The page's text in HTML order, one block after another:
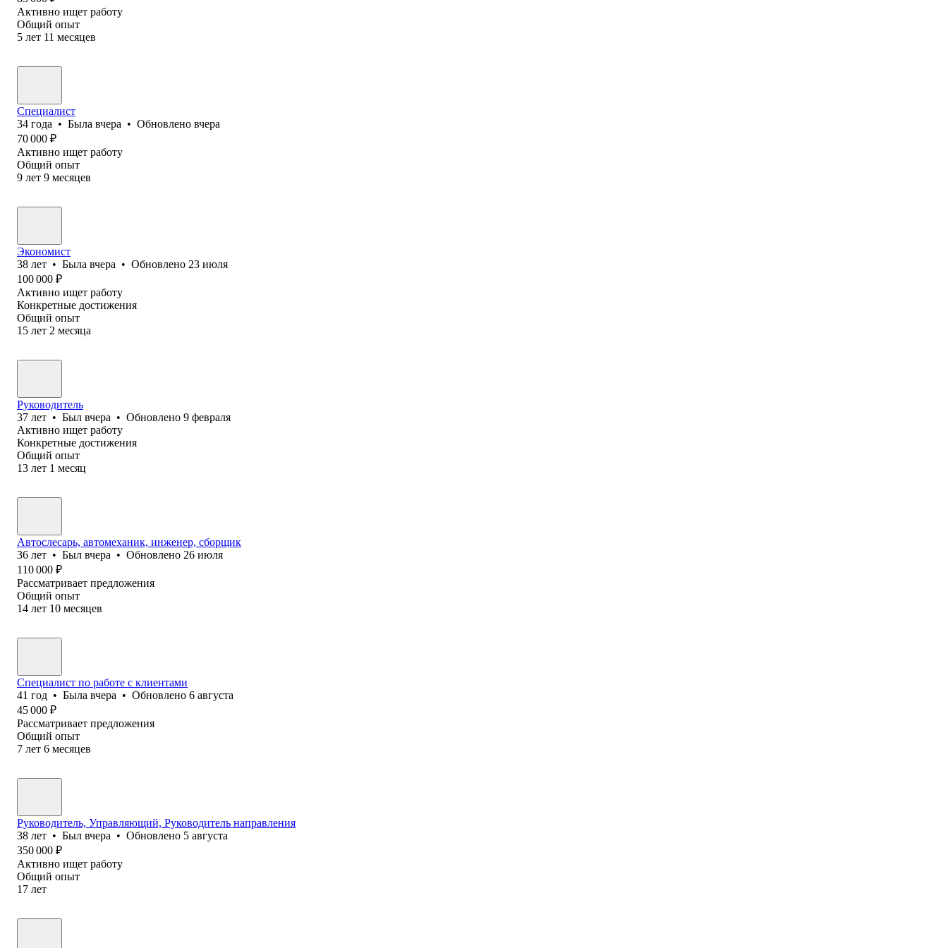
Активно ищет работу
Общий опыт
5 лет 11 месяцев
Специалист
34 года • Была вчера • Обновлено вчера
70 000 ₽
Активно ищет работу
Общий опыт
9 лет 9 месяцев
Экономист
38 лет • Была вчера • Обновлено 23 июля
100 000 ₽
Активно ищет работу
Конкретные достижения
Общий опыт
15 лет 2 месяца
Руководитель
37 лет • Был вчера • Обновлено 9 февраля
Активно ищет работу
Конкретные достижения
Общий опыт
13 лет 1 месяц
Автослесарь, автомеханик, инженер, сборщик
36 лет • Был вчера • Обновлено 26 июля
110 000 ₽
Рассматривает предложения
Общий опыт
14 лет 10 месяцев
Специалист по работе с клиентами
41 год • Была вчера • Обновлено 6 августа
45 000 ₽
Рассматривает предложения
Общий опыт
7 лет 6 месяцев
Руководитель, Управляющий, Руководитель направления
38 лет • Был вчера • Обновлено 5 августа
350 000 ₽
Активно ищет работу
Общий опыт
17 лет